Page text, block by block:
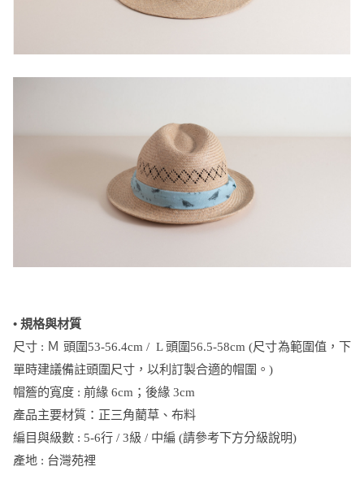
• 規格與材質
尺寸 : Ｍ 頭圍53-56.4cm / L 頭圍56.5-58cm (尺寸為範圍值，下
單時建議備註頭圍尺寸，以利訂製合適的帽圍。)
帽簷的寬度 : 前緣 6cm；後緣 3cm
產品主要材質：正三角藺草、布料
編目與級數 : 5-6行 / 3級 / 中編 (請參考下方分級說明)
產地 : 台灣苑裡